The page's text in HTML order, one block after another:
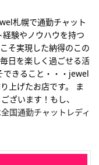
札幌で通勤チャット
験やノウハウを持つ
そ実現した納得のこの
日を楽しく過ごせる活
できること・・・jewel
上げたお店です。 ま
ざいます！もし、
全国通勤チャットレディ